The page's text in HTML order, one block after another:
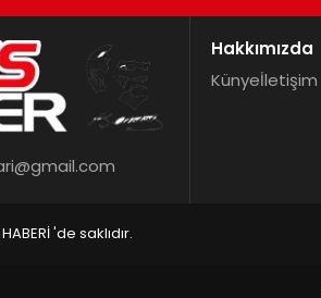
Hakkımızda
Künyeİletişim
'de saklıdır.